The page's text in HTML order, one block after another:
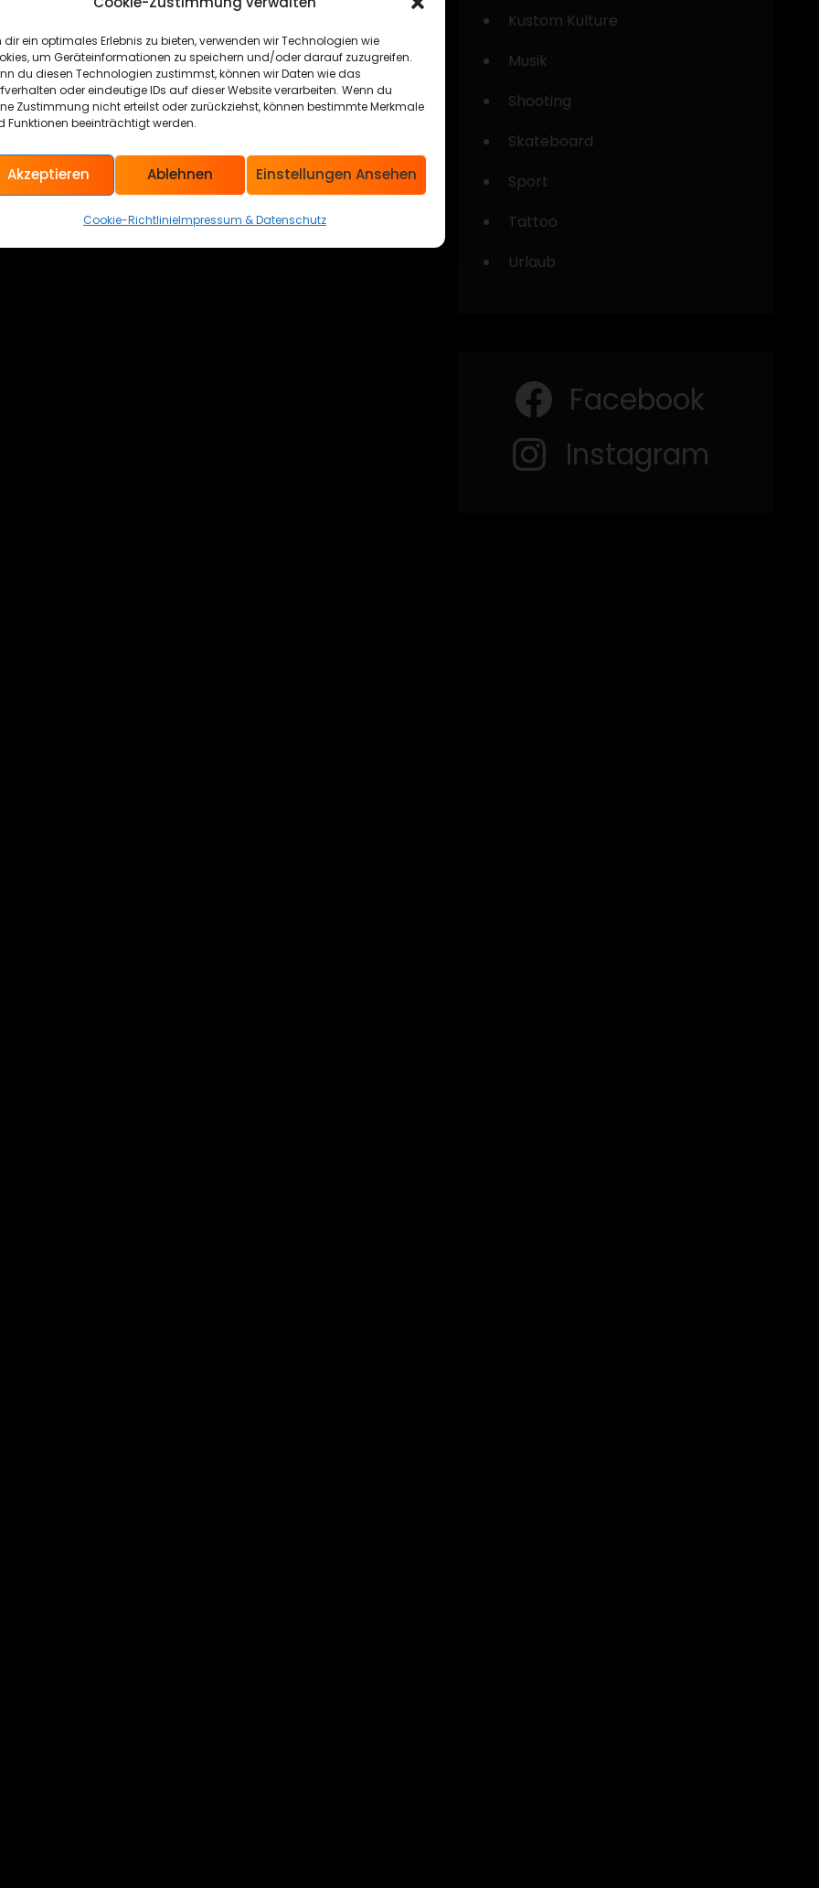
dir ein optimales Erlebnis zu bieten, verwenden wir Technologien wie
um Geräteinformationen zu speichern und/oder darauf zuzugreifen.
du diesen Technologien zustimmst, können wir Daten wie das
oder eindeutige IDs auf dieser Website verarbeiten. Wenn du
Zustimmung nicht erteilst oder zurückziehst, können bestimmte Merkmale
Funktionen beeinträchtigt werden.
Akzeptieren Ablehnen Einstellungen Ansehen
Cookie-RichtlinieImpressum & Datenschutz
Kustom Kulture
Musik
Shooting
Skateboard
Sport
Tattoo
Urlaub
Facebook
Instagram